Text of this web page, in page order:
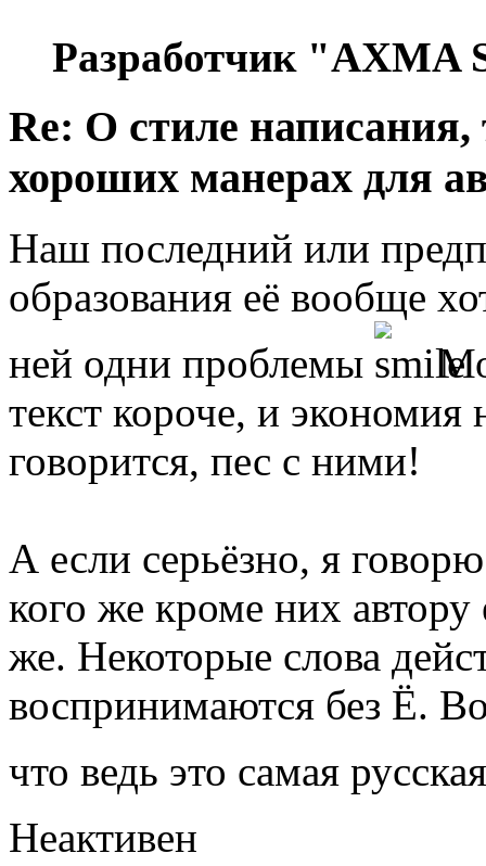
Разработчик "AXMA
Re: О стиле
хороших манерах для
Наш последний или
образования её вообще
ней одни проблемы
текст короче, и экономия
говорится, пес с ними!
А если серьёзно, я
кого же кроме них
же. Некоторые слова
воспринимаются без Ё.
что ведь это самая
Неактивен